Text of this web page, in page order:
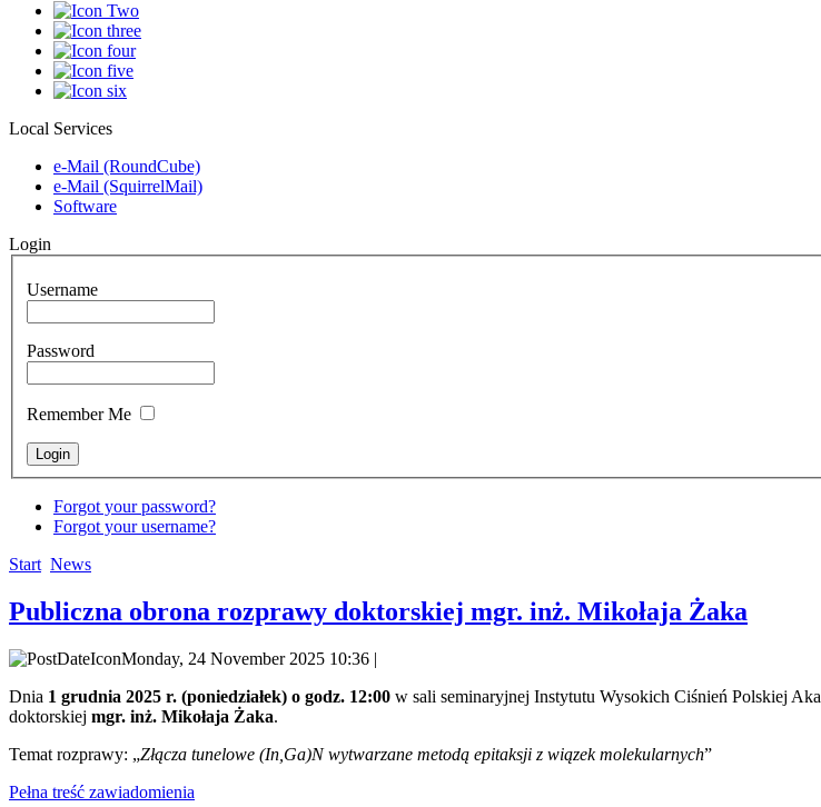
Local Services
e-Mail (RoundCube)
e-Mail (SquirrelMail)
Software
Login
Username
Password
Remember Me
Forgot your password?
Forgot your username?
Start News
Publiczna obrona rozprawy doktorskiej mgr. inż. Mikołaja Żaka
Monday, 24 November 2025 10:36 |
Dnia 1 grudnia 2025 r. (poniedziałek) o godz. 12:00 w sali seminaryjnej Instytutu Wysokich Ciśnień Polskiej
doktorskiej mgr. inż. Mikołaja Żaka.
Temat rozprawy: „Złącza tunelowe (In,Ga)N wytwarzane metodą epitaksji z wiązek molekularnych”
Pełna treść zawiadomienia